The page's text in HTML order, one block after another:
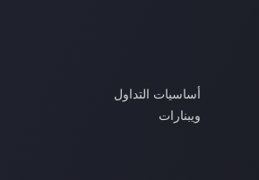
أساسيات التداول
ويبنارات